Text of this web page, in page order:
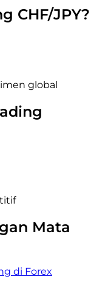
CHF/JPY?
global
Mata
di Forex